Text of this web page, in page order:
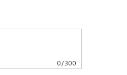
0 /300